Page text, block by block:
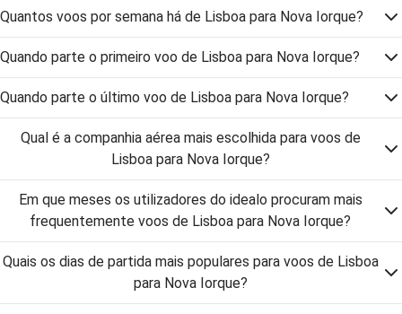
Quantos voos por semana há de Lisboa para Nova Iorque?
Quando parte o primeiro voo de Lisboa para Nova Iorque?
Quando parte o último voo de Lisboa para Nova Iorque?
Qual é a companhia aérea mais escolhida para voos de
Lisboa para Nova Iorque?
Em que meses os utilizadores do idealo procuram mais
frequentemente voos de Lisboa para Nova Iorque?
Quais os dias de partida mais populares para voos de Lisboa
para Nova Iorque?